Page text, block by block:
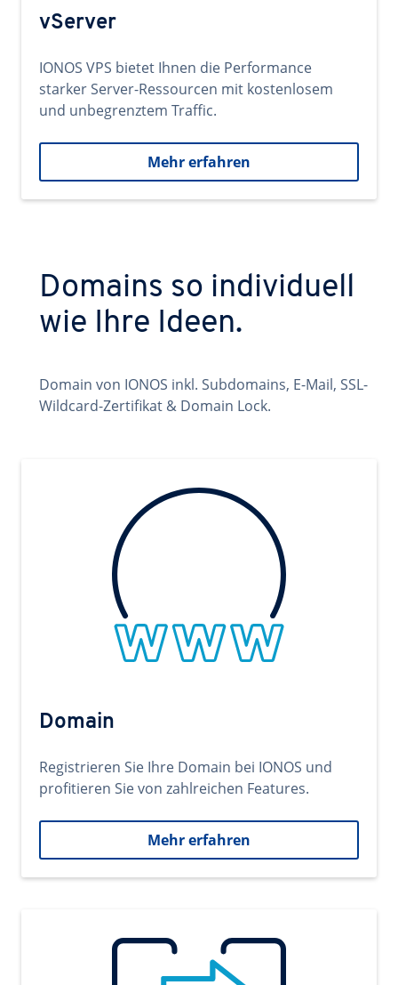
vServer
IONOS VPS bietet Ihnen die Performance
starker Server-Ressourcen mit kostenlosem
und unbegrenztem Traffic.
Mehr erfahren
Domains so individuell
wie Ihre Ideen.
Domain von IONOS inkl. Subdomains, E-Mail, SSL-
Wildcard-Zertifikat & Domain Lock.
Domain
Registrieren Sie Ihre Domain bei IONOS und
profitieren Sie von zahlreichen Features.
Mehr erfahren